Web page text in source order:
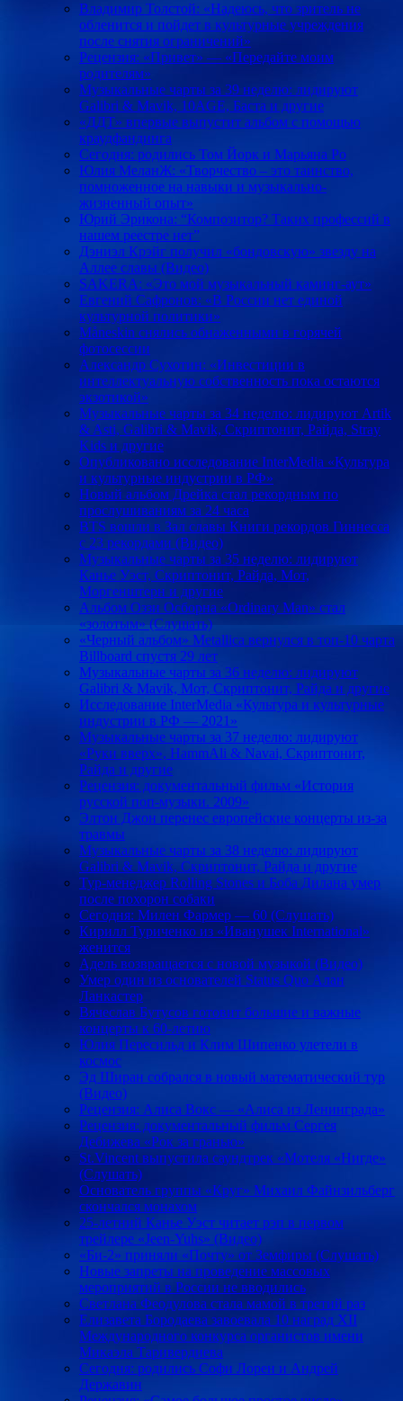
Владимир Толстой: «Надеюсь, что зритель не
обленится и пойдет в культурные учреждения
после снятия ограничений»
Рецензия: «Привет» — «Передайте моим
родителям»
Музыкальные чарты за 39 неделю: лидируют
Galibri & Mavik, 10AGE, Баста и другие
«ДДТ» впервые выпустит альбом с помощью
краудфандинга
Сегодня: родились Том Йорк и Марьяна Ро
Юлия МеланЖ: «Творчество – это таинство,
помноженное на навыки и музыкально-
жизненный опыт»
Юрий Эрикона: “Композитор? Таких профессий в
нашем реестре нет”
Дэниэл Крэйг получил «бондовскую» звезду на
Аллее славы (Видео)
SAKERA: «Это мой музыкальный каминг-аут»
Евгений Сафронов: «В России нет единой
культурной политики»
Måneskin снялись обнаженными в горячей
фотосессии
Александр Сухотин: «Инвестиции в
интеллектуальную собственность пока остаются
экзотикой»
Музыкальные чарты за 34 неделю: лидируют Artik
& Asti, Galibri & Mavik, Скриптонит, Райда, Stray
Kids и другие
Опубликовано исследование InterMedia «Культура
и культурные индустрии в РФ»
Новый альбом Дрейка стал рекордным по
прослушиваниям за 24 часа
BTS вошли в Зал славы Книги рекордов Гиннесса
с 23 рекордами (Видео)
Музыкальные чарты за 35 неделю: лидируют
Канье Уэст, Скриптонит, Райда, Мот,
Моргенштерн и другие
Альбом Оззи Осборна «Ordinary Man» стал
«золотым» (Слушать)
«Черный альбом» Metallica вернулся в топ-10 чарта
Billboard спустя 29 лет
Музыкальные чарты за 36 неделю: лидируют
Galibri & Mavik, Мот, Скриптонит, Райда и другие
Исследование InterMedia «Культура и культурные
индустрии в РФ ― 2021»
Музыкальные чарты за 37 неделю: лидируют
«Руки вверх», HammAli & Navai, Скриптонит,
Райда и другие
Рецензия: документальный фильм «История
русской поп-музыки. 2009»
Элтон Джон перенес европейские концерты из-за
травмы
Музыкальные чарты за 38 неделю: лидируют
Galibri & Mavik, Скриптонит, Райда и другие
Тур-менеджер Rolling Stones и Боба Дилана умер
после похорон собаки
Сегодня: Милен Фармер — 60 (Слушать)
Кирилл Туриченко из «Иванушек International»
женится
Адель возвращается с новой музыкой (Видео)
Умер один из основателей Status Quo Алан
Ланкастер
Вячеслав Бутусов готовит большие и важные
концерты к 60-летию
Юлия Пересильд и Клим Шипенко улетели в
космос
Эд Ширан собрался в новый математический тур
(Видео)
Рецензия: Алиса Вокс — «Алиса из Ленинграда»
Рецензия: документальный фильм Сергея
Дебижева «Рок за гранью»
St.Vincent выпустила саундтрек «Мотеля «Нигде»
(Слушать)
Основатель группы «Круг» Михаил Файнзильберг
скончался монахом
25-летний Канье Уэст читает рэп в первом
трейлере «Jeen-Yuhs» (Видео)
«Би-2» приняли «Почту» от Земфиры (Слушать)
Новые запреты на проведение массовых
мероприятий в России не вводились
Светлана Феодулова стала мамой в третий раз
Елизавета Бородаева завоевала 10 наград XII
Международного конкурса органистов имени
Микаэла Таривердиева
Сегодня: родились Софи Лорен и Андрей
Державин